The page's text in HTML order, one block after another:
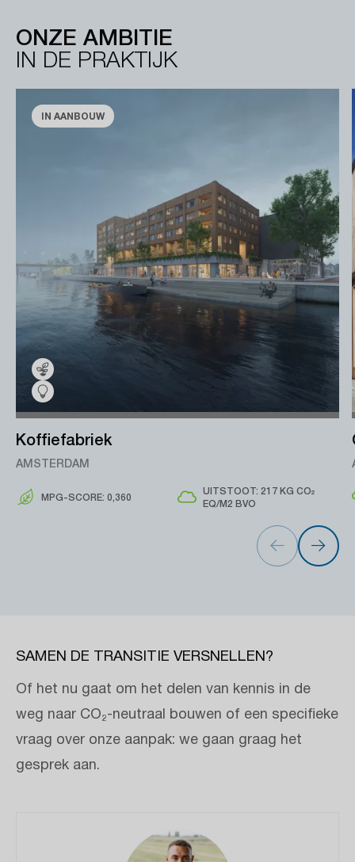
ONZE AMBITIE
IN DE PRAKTIJK
IN AANBOUW
Koffiefabriek
AMSTERDAM
MPG-SCORE: 0,360
UITSTOOT: 217 KG CO₂
EQ/M2 BVO
SAMEN DE TRANSITIE VERSNELLEN?
Of het nu gaat om het delen van kennis in de
weg naar CO₂-neutraal bouwen of een specifieke
vraag over onze aanpak: we gaan graag het
gesprek aan.